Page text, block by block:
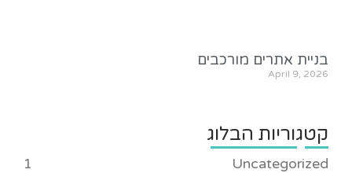
בניית אתרים מורכבים
April 9, 2026
קטגוריות הבלוג
Uncategorized
1